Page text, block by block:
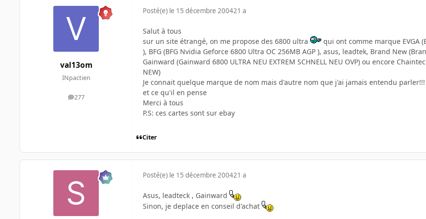
val13om
INpactien
277
messages
Posté(e) le 15 décembre 200421 a
Salut à tous
sur un site étrangé, on me propose des 6800 ultra
qui ont comme marque EVGA
), BFG (BFG Nvidia Geforce 6800 Ultra OC 256MB AGP ), asus, leadtek, Brand New
Gainward (Gainward 6800 ULTRA NEU EXTREM SCHNELL NEU OVP) ou encore
NEW)
Je connait quelque marque de nom mais d'autre nom que j'ai jamais entendu
et ce qu'il en pense
Merci à tous
P.S: ces cartes sont sur ebay
Citer
Posté(e) le 15 décembre 200421 a
Asus, leadteck , Gainward
Sinon, je deplace en conseil d'achat